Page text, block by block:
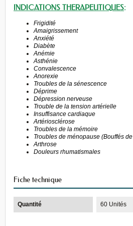
INDICATIONS THERAPEUTIQUES:
Frigidité
Amaigrissement
Anxiété
Diabète
Anémie
Asthénie
Convalescence
Anorexie
Troubles de la sénescence
Déprime
Dépression nerveuse
Trouble de la tension artérielle
Insuffisance cardiaque
Artériosclérose
Troubles de la mémoire
Troubles de ménopause (Bouffés
Arthrose
Douleurs rhumatismales
Fiche technique
Quantité 60 Unités